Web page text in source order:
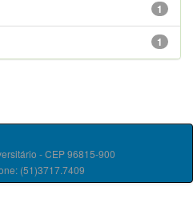
1
1
- CEP 96815-900
(51)3717.7409